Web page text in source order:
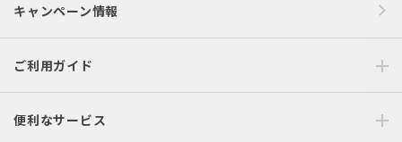
キャンペーン情報
ご利用ガイド
便利なサービス